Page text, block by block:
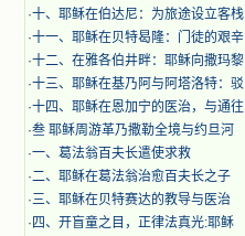
·十、耶稣在伯达尼：为旅途设立客栈
·十一、耶稣在贝特曷隆：门徒的艰辛
·十二、在雅各伯井畔：耶稣向撒玛黎
·十三、耶稣在基乃阿与阿塔洛特：驳
·十四、耶稣在恩加宁的医治，与通往
·叁 耶稣周游革乃撒勒全境与约旦河
·一、葛法翁百夫长遣使求救
·二、耶稣在葛法翁治愈百夫长之子
·三、耶稣在贝特赛达的教导与医治
· 四、开盲童之目，正律法真光:耶稣